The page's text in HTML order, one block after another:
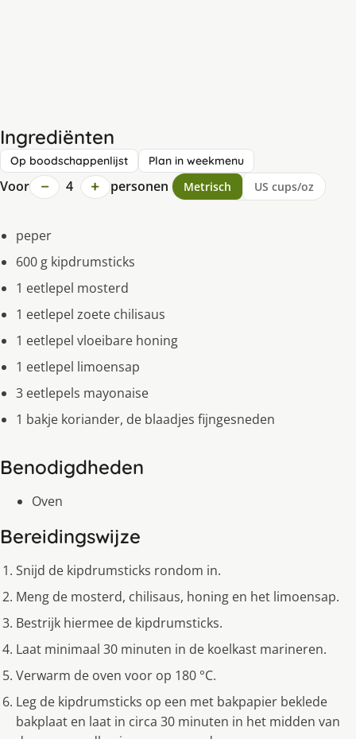
Ingrediënten
Op boodschappenlijst Plan in weekmenu
Voor − 4 + personen Metrisch US cups/oz
peper
600 g kipdrumsticks
1 eetlepel mosterd
1 eetlepel zoete chilisaus
1 eetlepel vloeibare honing
1 eetlepel limoensap
3 eetlepels mayonaise
1 bakje koriander, de blaadjes fijngesneden
Benodigdheden
Oven
Bereidingswijze
Snijd de kipdrumsticks rondom in.
Meng de mosterd, chilisaus, honing en het limoensap.
Bestrijk hiermee de kipdrumsticks.
Laat minimaal 30 minuten in de koelkast marineren.
Verwarm de oven voor op 180 °C.
Leg de kipdrumsticks op een met bakpapier beklede
bakplaat en laat in circa 30 minuten in het midden van